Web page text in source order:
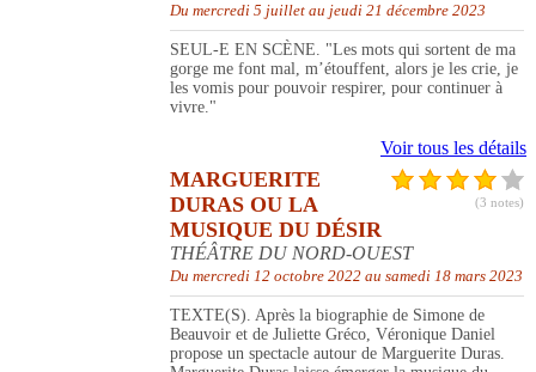
Du mercredi 5 juillet au jeudi 21 décembre 2023
SEUL-E EN SCÈNE. "Les mots qui sortent de ma
gorge me font mal, m’étouffent, alors je les crie, je
les vomis pour pouvoir respirer, pour continuer à
vivre."
Voir tous les détails
(3 notes)
MARGUERITE
DURAS OU LA
MUSIQUE DU DÉSIR
THÉÂTRE DU NORD-OUEST
Du mercredi 12 octobre 2022 au samedi 18 mars 2023
TEXTE(S). Après la biographie de Simone de
Beauvoir et de Juliette Gréco, Véronique Daniel
propose un spectacle autour de Marguerite Duras.